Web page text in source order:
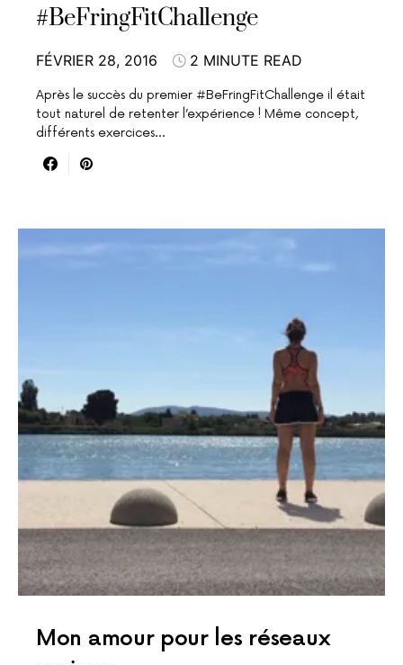
#BeFringFitChallenge
FÉVRIER 28, 2016 2 MINUTE READ
Après le succès du premier #BeFringFitChallenge il était
tout naturel de retenter l’expérience ! Même concept,
différents exercices…
Mon amour pour les réseaux